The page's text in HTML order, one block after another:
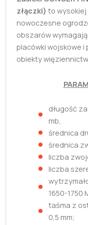
złączki) to
nowoczesne
obszarów
placówki wojskowe i
obiekty
długość
mb,
średnica
średnica
liczba
liczba
1650-1750
taśma z
0,5 mm;